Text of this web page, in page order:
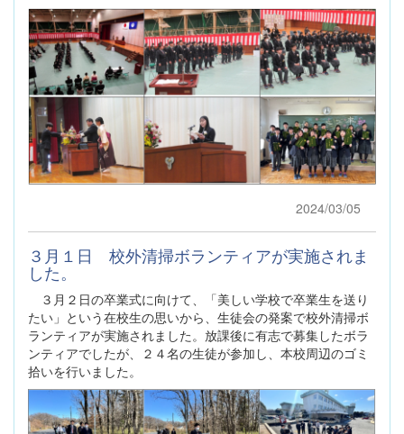
2024/03/05
３月１日 校外清掃ボランティアが実施されま
した。
３月２日の卒業式に向けて、「美しい学校で卒業生を送り
たい」という在校生の思いから、生徒会の発案で校外清掃ボ
ランティアが実施されました。放課後に有志で募集したボラ
ンティアでしたが、２４名の生徒が参加し、本校周辺のゴミ
拾いを行いました。